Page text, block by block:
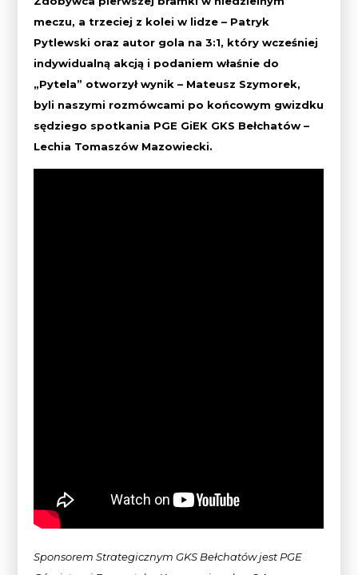
meczu, a trzeciej z kolei w lidze – Patryk
Pytlewski oraz autor gola na 3:1, który wcześniej
indywidualną akcją i podaniem właśnie do
„Pytela” otworzył wynik – Mateusz Szymorek,
byli naszymi rozmówcami po końcowym gwizdku
sędziego spotkania PGE GiEK GKS Bełchatów –
Lechia Tomaszów Mazowiecki.
Sponsorem Strategicznym GKS Bełchatów jest PGE